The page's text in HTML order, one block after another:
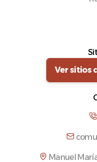
Ver sitios
Manuel